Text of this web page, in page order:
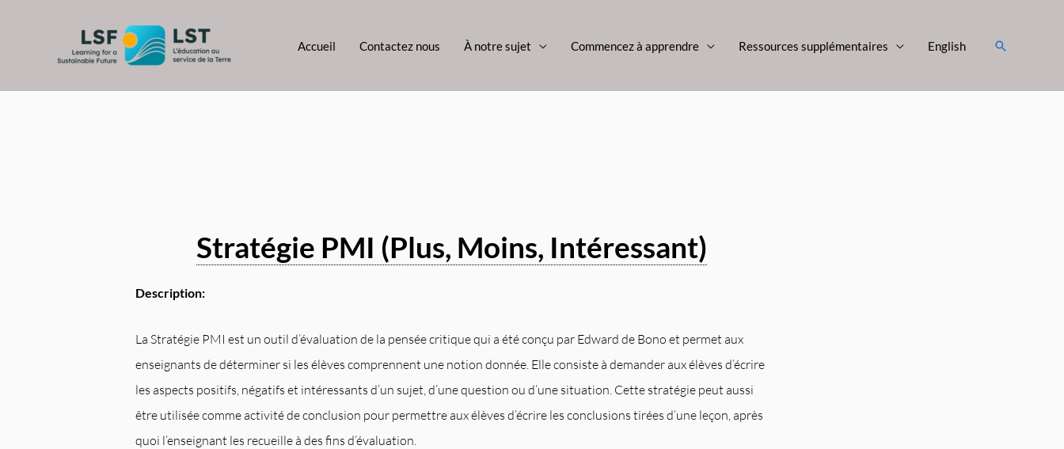
Accueil Contactez nous À notre sujet Commencez à apprendre Ressources supplémentaires English Rechercher
Stratégie PMI (Plus, Moins, Intéressant)
Description:
La Stratégie PMI est un outil d’évaluation de la pensée critique qui a été conçu par Edward de Bono et permet aux
enseignants de déterminer si les élèves comprennent une notion donnée. Elle consiste à demander aux élèves d’écrire
les aspects positifs, négatifs et intéressants d’un sujet, d’une question ou d’une situation. Cette stratégie peut aussi
être utilisée comme activité de conclusion pour permettre aux élèves d’écrire les conclusions tirées d’une leçon, après
quoi l’enseignant les recueille à des fins d’évaluation.